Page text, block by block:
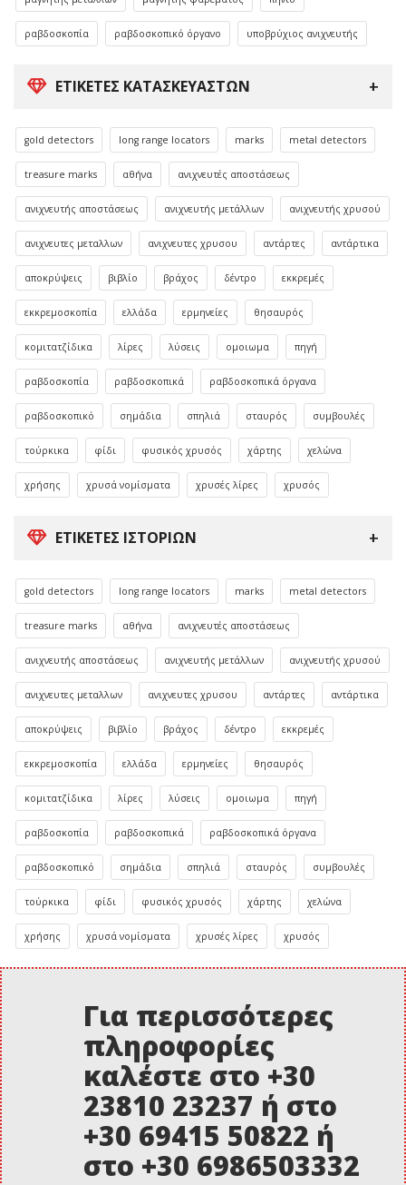
ραβδοσκοπία ραβδοσκοπικό όργανο υποβρύχιος ανιχνευτής
ΕΤΙΚΈΤΕΣ ΚΑΤΑΣΚΕΥΑΣΤΏΝ
gold detectors long range locators marks metal detectors
treasure marks αθήνα ανιχνευτές αποστάσεως
ανιχνευτής αποστάσεως ανιχνευτής μετάλλων ανιχνευτής χρυσού
ανιχνευτες μεταλλων ανιχνευτες χρυσου αντάρτες αντάρτικα
αποκρύψεις βιβλίο βράχος δέντρο εκκρεμές
εκκρεμοσκοπία ελλάδα ερμηνείες θησαυρός
κομιτατζίδικα λίρες λύσεις ομοιωμα πηγή
ραβδοσκοπία ραβδοσκοπικά ραβδοσκοπικά όργανα
ραβδοσκοπικό σημάδια σπηλιά σταυρός συμβουλές
τούρκικα φίδι φυσικός χρυσός χάρτης χελώνα
χρήσης χρυσά νομίσματα χρυσές λίρες χρυσός
ΕΤΙΚΈΤΕΣ ΙΣΤΟΡΙΏΝ
gold detectors long range locators marks metal detectors
treasure marks αθήνα ανιχνευτές αποστάσεως
ανιχνευτής αποστάσεως ανιχνευτής μετάλλων ανιχνευτής χρυσού
ανιχνευτες μεταλλων ανιχνευτες χρυσου αντάρτες αντάρτικα
αποκρύψεις βιβλίο βράχος δέντρο εκκρεμές
εκκρεμοσκοπία ελλάδα ερμηνείες θησαυρός
κομιτατζίδικα λίρες λύσεις ομοιωμα πηγή
ραβδοσκοπία ραβδοσκοπικά ραβδοσκοπικά όργανα
ραβδοσκοπικό σημάδια σπηλιά σταυρός συμβουλές
τούρκικα φίδι φυσικός χρυσός χάρτης χελώνα
χρήσης χρυσά νομίσματα χρυσές λίρες χρυσός
Για περισσότερες
πληροφορίες
καλέστε στο +30
23810 23237 ή στο
+30 69415 50822 ή
στο +30 6986503332